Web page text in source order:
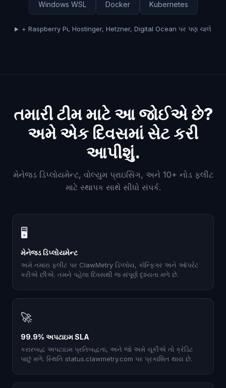
Windows WSL Docker Kubernetes
+ Raspberry Pi, Hostinger, Hetzner, Digital Ocean પર પણ ચાલે
તમારી ટીમ માટે આ જોઈએ છે?
અમે એક દિવસમાં સેટ કરી
આપીશું.
મેનેજ્ડ ડિપ્લોયમેન્ટ, વોલ્યુમ પ્રાઇસિંગ, અને 10+ નોડ ફ્લીટ
માટે સ્થાપક સાથે સીધો સંપર્ક.
🖥
મેનેજ્ડ ડિપ્લોયમેન્ટ
અમે તમારા ફ્લીટ પર ClawMetry ડિપ્લોય, કૉન્ફિગર અને ઑપરેટ
કરીએ છીએ. તમને પહેલા દિવસથી જ સંપૂર્ણ દૃશ્યતા મળે છે.
🚀
99.9% અપટાઇમ SLA
કરારબદ્ધ અપટાઇમ પ્રતિબદ્ધતા, અને જો અમે ચૂકીએ તો ક્રેડિટ
પાછું મળે. સ્થિતિ status.clawmetry.com પર પ્રકાશિત થાય છે.